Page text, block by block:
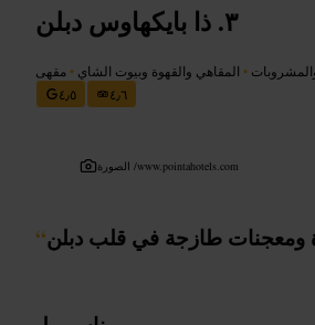
ذا بايكهاوس دبلن
• المقاهي والقهوة وبيوت الشاي • مقهى
٤٫٥
٤٫٦
الصورة /www.pointahotels.com
“ومعجنات طازجة في قلب دبلن